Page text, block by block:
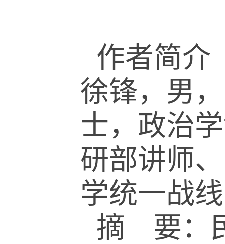
作者简介
徐锋，男
士，政治
研部讲师
学统一战
摘 要：